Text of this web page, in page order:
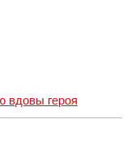
вдовы героя